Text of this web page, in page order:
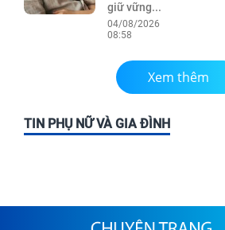
giữ vững...
04/08/2026
08:58
Xem thêm
TIN PHỤ NỮ VÀ GIA ĐÌNH